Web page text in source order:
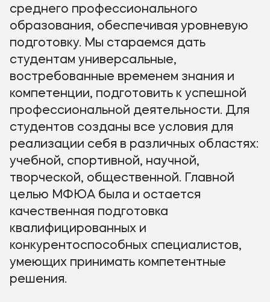
среднего профессионального
образования, обеспечивая уровневую
подготовку. Мы стараемся дать
студентам универсальные,
востребованные временем знания и
компетенции, подготовить к успешной
профессиональной деятельности. Для
студентов созданы все условия для
реализации себя в различных областях:
учебной, спортивной, научной,
творческой, общественной. Главной
целью МФЮА была и остается
качественная подготовка
квалифицированных и
конкурентоспособных специалистов,
умеющих принимать компетентные
решения.